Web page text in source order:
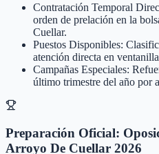
Contratación Temporal
orden de prelación en la
Cuellar.
Puestos Disponibles:
atención directa en
Campañas Especiales:
último trimestre del año por
Preparación Oficial:
Arroyo De Cuellar 2026